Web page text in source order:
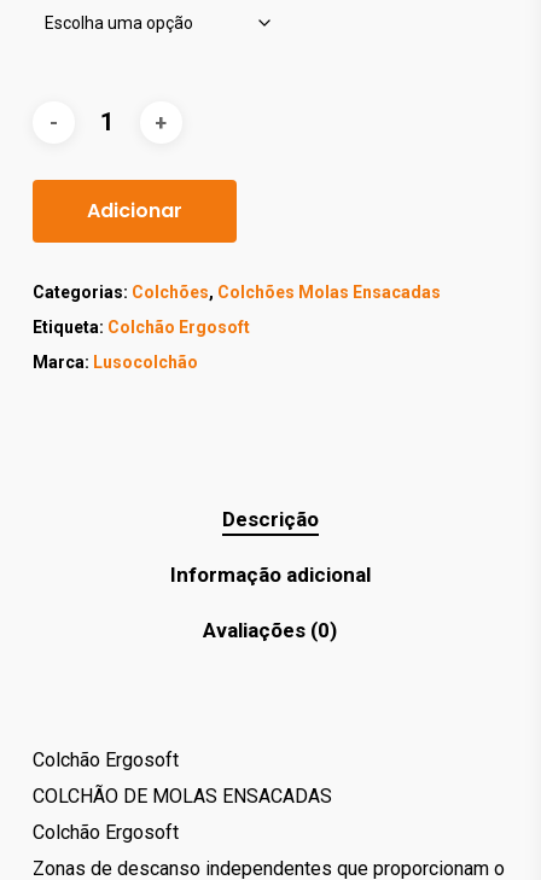
Adicionar
Categorias: Colchões, Colchões Molas Ensacadas
Etiqueta: Colchão Ergosoft
Marca: Lusocolchão
Descrição
Informação adicional
Avaliações (0)
Colchão Ergosoft
COLCHÃO DE MOLAS ENSACADAS
Colchão Ergosoft
Zonas de descanso independentes que proporcionam o